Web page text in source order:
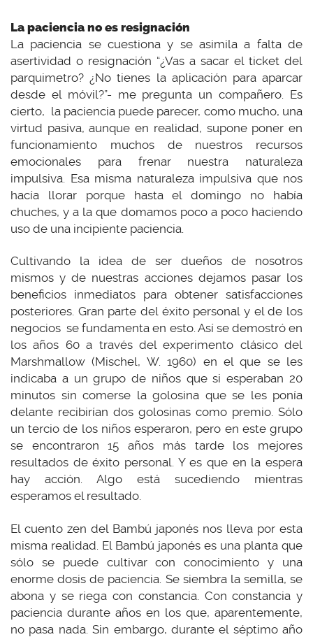
La paciencia no es resignación
La paciencia se cuestiona y se asimila a falta de
asertividad o resignación “¿Vas a sacar el ticket del
parquimetro? ¿No tienes la aplicación para aparcar
desde el móvil?”- me pregunta un compañero. Es
cierto, la paciencia puede parecer, como mucho, una
virtud pasiva, aunque en realidad, supone poner en
funcionamiento muchos de nuestros recursos
emocionales para frenar nuestra naturaleza
impulsiva. Esa misma naturaleza impulsiva que nos
hacía llorar porque hasta el domingo no había
chuches, y a la que domamos poco a poco haciendo
uso de una incipiente paciencia.
Cultivando la idea de ser dueños de nosotros
mismos y de nuestras acciones dejamos pasar los
beneficios inmediatos para obtener satisfacciones
posteriores. Gran parte del éxito personal y el de los
negocios se fundamenta en esto. Así se demostró en
los años 60 a través del experimento clásico del
Marshmallow (Mischel, W. 1960) en el que se les
indicaba a un grupo de niños que si esperaban 20
minutos sin comerse la golosina que se les ponía
delante recibirían dos golosinas como premio. Sólo
un tercio de los niños esperaron, pero en este grupo
se encontraron 15 años más tarde los mejores
resultados de éxito personal. Y es que en la espera
hay acción. Algo está sucediendo mientras
esperamos el resultado.
El cuento zen del Bambú japonés nos lleva por esta
misma realidad. El Bambú japonés es una planta que
sólo se puede cultivar con conocimiento y una
enorme dosis de paciencia. Se siembra la semilla, se
abona y se riega con constancia. Con constancia y
paciencia durante años en los que, aparentemente,
no pasa nada. Sin embargo, durante el séptimo año